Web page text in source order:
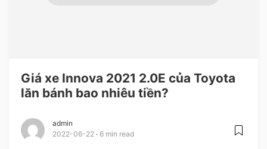
Giá xe Innova 2021 2.0E của Toyota
lăn bánh bao nhiêu tiền?
admin
2022-06-22
6 min read